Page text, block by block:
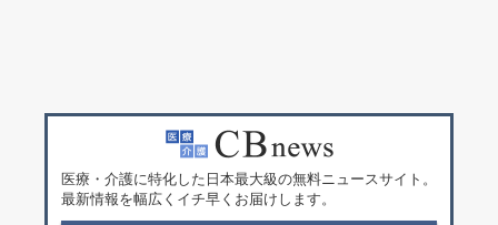
医療・介護に特化した日本最大級の無料ニュースサイト。
最新情報を幅広くイチ早くお届けします。